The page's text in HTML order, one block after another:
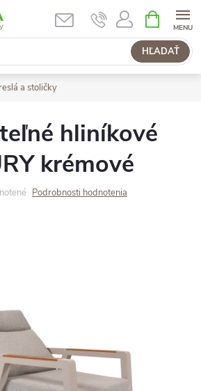
HĽADAŤ
KOŠÍK
a stoličky
hliníkové
krémové
Podrobnosti hodnotenia